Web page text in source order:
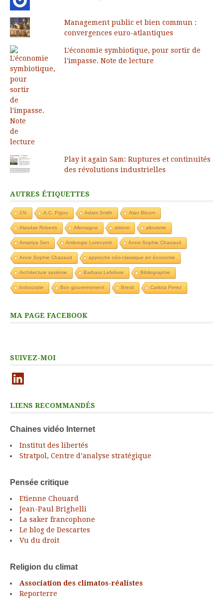
Management public et bien commun :
convergences euro-atlantiques
L'économie symbiotique, pour sortir de
l'impasse. Note de lecture
Play it again Sam: Ruptures et continuités
des révolutions industrielles
AUTRES ÉTIQUETTES
1% A.C. Pigou Adam Smith Alan Bloom
Alasdair Roberts Allemagne alstom altruisme
Amartya Sen Ambrogio Lorenzetti Anne-Sophie Chazaud
Anne Sophie Chazaud approche néo-classique en économie
Architecture système Barbara Lefebvre Bibliographie
bobocratie Bon gouvernement Brexit Carlota Perez
MA PAGE FACEBOOK
SUIVEZ-MOI
LinkedIn
LIENS RECOMMANDÉS
Chaines vidéo Internet
Institut des libertés
Stratpol, Centre d’analyse stratégique
Pensée critique
Etienne Chouard
Jean-Paul Brighelli
La saker francophone
Le blog de Descartes
Vu du droit
Religion du climat
Association des climatos-réalistes
Reporterre